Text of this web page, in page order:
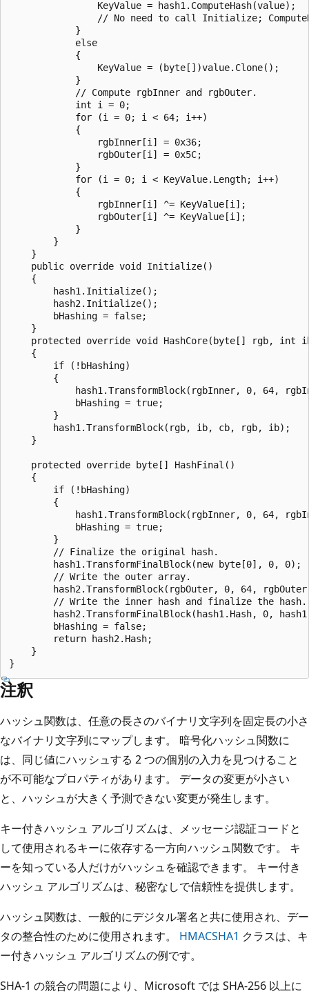
                KeyValue = hash1.ComputeHash(value);
// No need to call Initialize;
            }
            else
            {
                KeyValue = (byte[])value.Clone();
            }
            // Compute rgbInner and rgbOuter.
            int i = 0;
            for (i = 0; i < 64; i++)
            {
                rgbInner[i] = 0x36;
                rgbOuter[i] = 0x5C;
            }
            for (i = 0; i < KeyValue.Length; i++)
            {
                rgbInner[i] ^= KeyValue[i];
                rgbOuter[i] ^= KeyValue[i];
            }
        }
    }
    public override void Initialize()
    {
        hash1.Initialize();
        hash2.Initialize();
        bHashing = false;
    }
protected override void HashCore(byte[] rgb, int
    {
        if (!bHashing)
        {
hash1.TransformBlock(rgbInner, 0, 64,
            bHashing = true;
        }
        hash1.TransformBlock(rgb, ib, cb, rgb, ib);
    }
    protected override byte[] HashFinal()
    {
        if (!bHashing)
        {
hash1.TransformBlock(rgbInner, 0, 64,
            bHashing = true;
        }
        // Finalize the original hash.
        hash1.TransformFinalBlock(new byte[0], 0, 0);
        // Write the outer array.
hash2.TransformBlock(rgbOuter, 0, 64,
        // Write the inner hash and finalize the hash.
hash2.TransformFinalBlock(hash1.Hash, 0,
        bHashing = false;
        return hash2.Hash;
    }
注釈
ハッシュ関数は、任意の長さのバイナリ文字列を固定長の小さ
なバイナリ文字列にマップします。 暗号化ハッシュ関数に
は、同じ値にハッシュする 2 つの個別の入力を見つけること
が不可能なプロパティがあります。 データの変更が小さい
と、ハッシュが大きく予測できない変更が発生します。
キー付きハッシュ アルゴリズムは、メッセージ認証コードと
して使用されるキーに依存する一方向ハッシュ関数です。 キ
ーを知っている人だけがハッシュを確認できます。 キー付き
ハッシュ アルゴリズムは、秘密なしで信頼性を提供します。
ハッシュ関数は、一般的にデジタル署名と共に使用され、デー
タの整合性のために使用されます。 HMACSHA1 クラスは、キ
ー付きハッシュ アルゴリズムの例です。
SHA-1 の競合の問題により、Microsoft では SHA-256 以上に